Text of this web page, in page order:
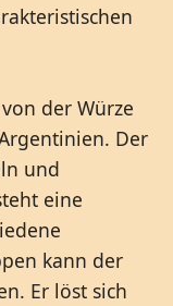
der Würze
Der
und
eine
kann der
Er löst sich